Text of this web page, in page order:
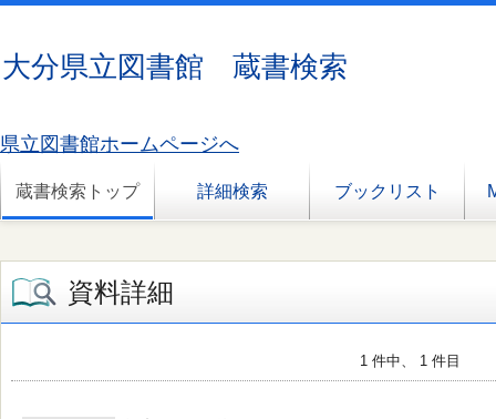
大分県立図書館 蔵書検索
県立図書館ホームページへ
蔵書検索トップ 詳細検索 ブックリスト
資料詳細
1 件中、 1 件目